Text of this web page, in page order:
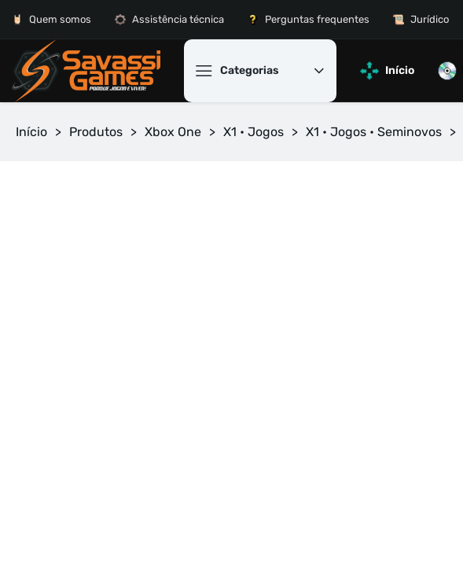
Quem somos Assistência técnica Perguntas frequentes Jurídico
Categorias Início
Início > Produtos > Xbox One > X1 • Jogos > X1 • Jogos • Seminovos >